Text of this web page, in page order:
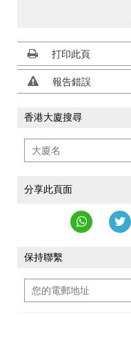
打印此頁
報告錯誤
香港大廈搜尋
分享此頁面
保持聯繫